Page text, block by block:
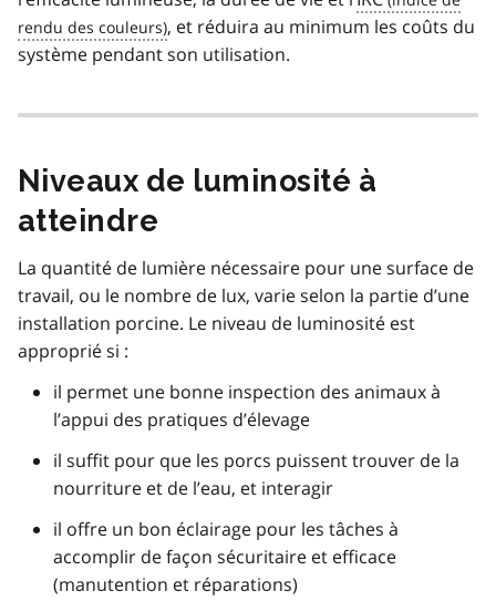
, et réduira au minimum les coûts du
système pendant son utilisation.
Niveaux de luminosité à
atteindre
La quantité de lumière nécessaire pour une surface de
travail, ou le nombre de lux, varie selon la partie d’une
installation porcine. Le niveau de luminosité est
approprié si :
il permet une bonne inspection des animaux à
l’appui des pratiques d’élevage
il suffit pour que les porcs puissent trouver de la
nourriture et de l’eau, et interagir
il offre un bon éclairage pour les tâches à
accomplir de façon sécuritaire et efficace
(manutention et réparations)